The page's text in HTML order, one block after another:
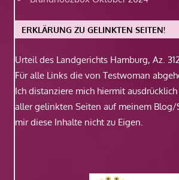
ERKLÄRUNG ZU GELINKTEN SEITEN!
Urteil des Landgerichts Hamburg, Az.
Für alle Links die von Testwoman
Ich distanziere mich hiermit
aller gelinkten Seiten auf meinem Blog/
mir diese Inhalte nicht zu Eigen.